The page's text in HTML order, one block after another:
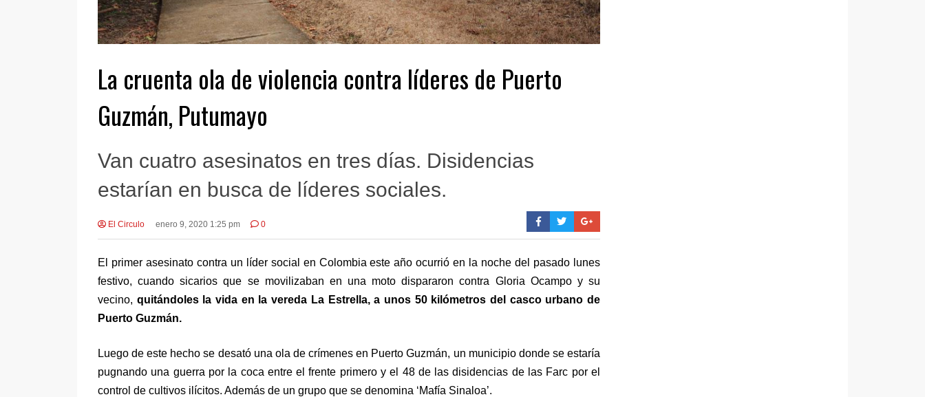
La cruenta ola de violencia contra líderes de Puerto
Guzmán, Putumayo
Van cuatro asesinatos en tres días. Disidencias
estarían en busca de líderes sociales.
El Circulo enero 9, 2020 1:25 pm 0
El primer asesinato contra un líder social en Colombia este año ocurrió en la noche del pasado lunes
festivo, cuando sicarios que se movilizaban en una moto dispararon contra Gloria Ocampo y su
vecino, quitándoles la vida en la vereda La Estrella, a unos 50 kilómetros del casco urbano de
Puerto Guzmán.
Luego de este hecho se desató una ola de crímenes en Puerto Guzmán, un municipio donde se estaría
pugnando una guerra por la coca entre el frente primero y el 48 de las disidencias de las Farc por el
control de cultivos ilícitos. Además de un grupo que se denomina ‘Mafía Sinaloa’.